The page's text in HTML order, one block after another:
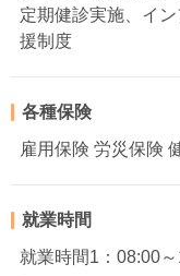
定期健診実施、イ
援制度
各種保険
雇用保険 労災保険
就業時間
就業時間1：08:00